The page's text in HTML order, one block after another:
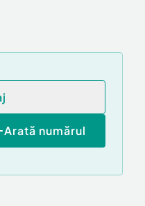
Arată numărul